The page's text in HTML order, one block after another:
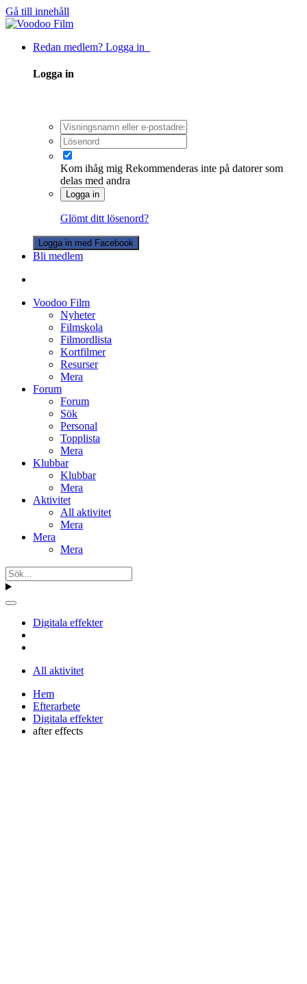
Gå till innehåll
Redan medlem? Logga in
Logga in
Kom ihåg mig Rekommenderas inte på datorer som
delas med andra
Logga in
Glömt ditt lösenord?
Logga in med Facebook
Bli medlem
Voodoo Film
Nyheter
Filmskola
Filmordlista
Kortfilmer
Resurser
Mera
Forum
Forum
Sök
Personal
Topplista
Mera
Klubbar
Klubbar
Mera
Aktivitet
All aktivitet
Mera
Mera
Mera
Digitala effekter
All aktivitet
Hem
Efterarbete
Digitala effekter
after effects